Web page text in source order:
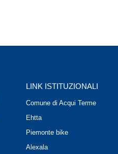
LINK ISTITUZIONALI
Comune di Acqui Terme
Ehtta
Piemonte bike
Alexala